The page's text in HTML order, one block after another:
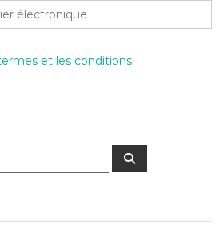
et les conditions
R
c